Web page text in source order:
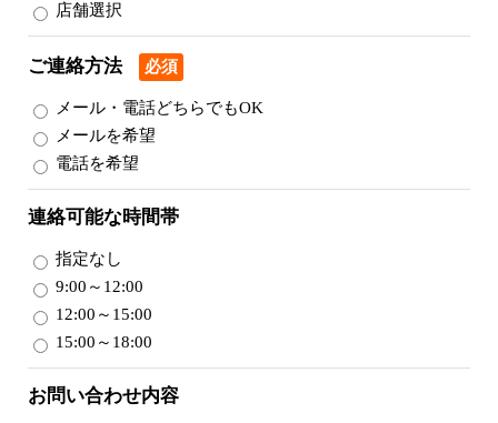
店舗選択
ご連絡方法 必須
メール・電話どちらでもOK
メールを希望
電話を希望
連絡可能な時間帯
指定なし
9:00～12:00
12:00～15:00
15:00～18:00
お問い合わせ内容